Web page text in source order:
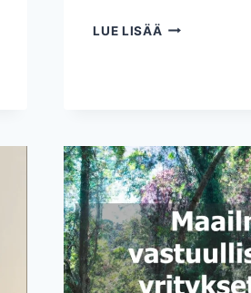
LUE LISÄÄ STAGFLAATIO